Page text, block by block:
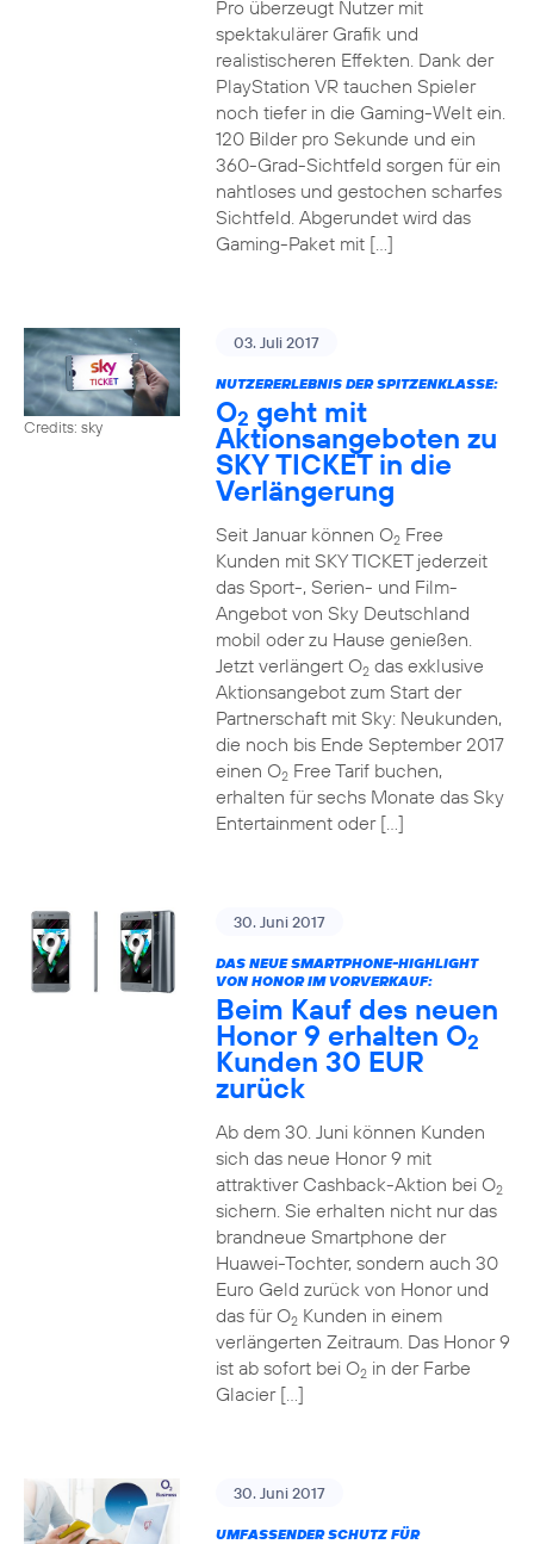
Pro überzeugt Nutzer mit
spektakulärer Grafik und
realistischeren Effekten. Dank der
PlayStation VR tauchen Spieler
noch tiefer in die Gaming-Welt ein.
120 Bilder pro Sekunde und ein
360-Grad-Sichtfeld sorgen für ein
nahtloses und gestochen scharfes
Sichtfeld. Abgerundet wird das
Gaming-Paket mit […]
Credits: sky
03. Juli 2017
NUTZERERLEBNIS DER SPITZENKLASSE:
O2 geht mit
Aktionsangeboten zu
SKY TICKET in die
Verlängerung
Seit Januar können O2Free
Kunden mit SKY TICKET jederzeit
das Sport-, Serien- und Film-
Angebot von Sky Deutschland
mobil oder zu Hause genießen.
Jetzt verlängert O2das exklusive
Aktionsangebot zum Start der
Partnerschaft mit Sky: Neukunden,
die noch bis Ende September 2017
einen O2Free Tarif buchen,
erhalten für sechs Monate das Sky
Entertainment oder […]
30. Juni 2017
DAS NEUE SMARTPHONE-HIGHLIGHT
VON HONOR IM VORVERKAUF:
Beim Kauf des neuen
Honor 9 erhalten O2
Kunden 30 EUR
zurück
Ab dem 30. Juni können Kunden
sich das neue Honor 9 mit
attraktiver Cashback-Aktion bei O2
sichern. Sie erhalten nicht nur das
brandneue Smartphone der
Huawei-Tochter, sondern auch 30
Euro Geld zurück von Honor und
das für O2Kunden in einem
verlängerten Zeitraum. Das Honor 9
ist ab sofort bei O2in der Farbe
Glacier […]
30. Juni 2017
UMFASSENDER SCHUTZ FÜR